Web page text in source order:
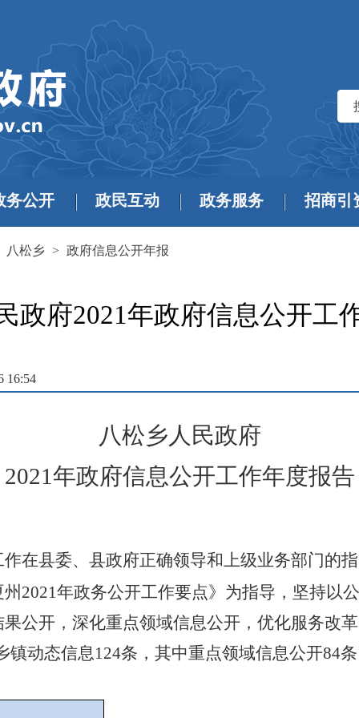
务公开 政民互动 政务服务 招商引
八松乡 > 政府信息公开年报
政府2021年政府信息公开工
16:54
八松乡人民政府
2021年政府信息公开工作年度报告
在县委、县政府正确领导和上级业务部门的
2021年政务公开工作要点》为指导，坚持以
公开，深化重点领域信息公开，优化服务改
镇动态信息124条，其中重点领域信息公开84条